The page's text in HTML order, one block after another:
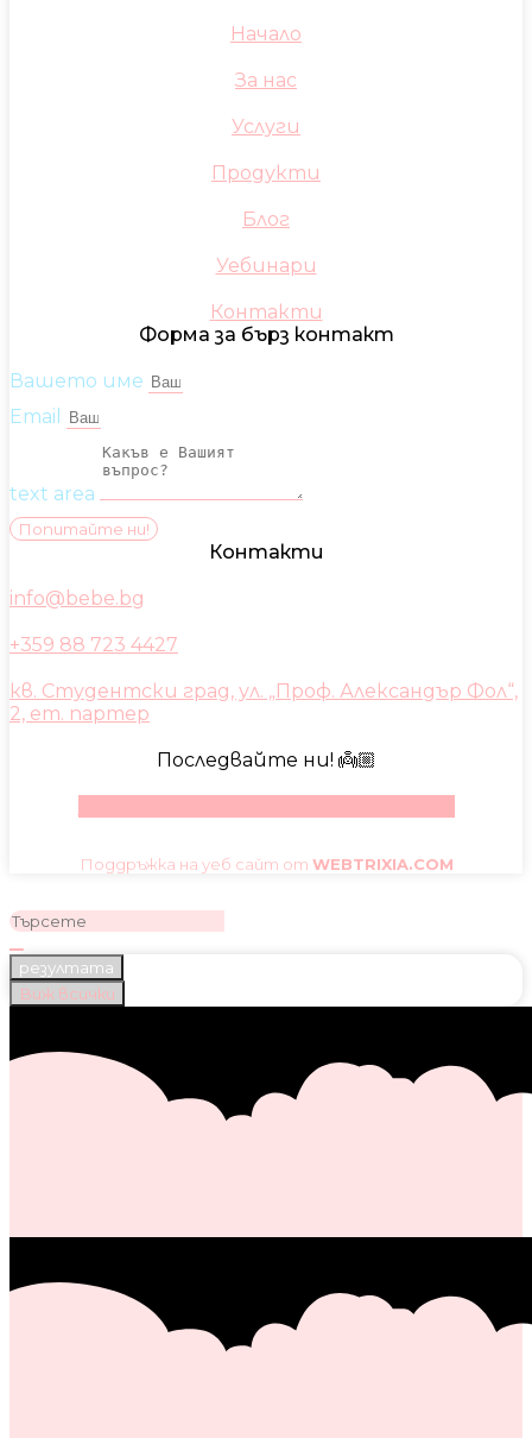
Начало
За нас
Услуги
Продукти
Блог
Уебинари
Контакти
Форма за бърз контакт
Вашето име
Email
text area
Попитайте ни!
Контакти
info@bebe.bg
+359 88 723 4427
кв. Студентски град, ул. „Проф. Александър Фол“,
2, ет. партер
Последвайте ни! 👼🏼
Поддръжка на уеб сайт от WEBTRIXIA.COM
резултата
Виж всички